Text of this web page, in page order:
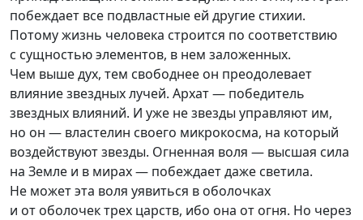
побеждает все подвластные ей другие стихии.
Потому жизнь человека строится по соответствию
с сущностью элементов, в нем заложенных.
Чем выше дух, тем свободнее он преодолевает
влияние звездных лучей. Архат — победитель
звездных влияний. И уже не звезды управляют им,
но он — властелин своего микрокосма, на который
воздействуют звезды. Огненная воля — высшая сила
на Земле и в мирах — побеждает даже светила.
Не может эта воля уявиться в оболочках
и от оболочек трех царств, ибо она от огня. Но через